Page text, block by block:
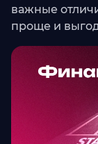
важные
проще и